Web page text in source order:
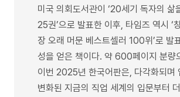
미국 의회도서관이 ‘20세기 독자의 삶
25권’으로 발표한 이후, 타임즈 역시 ‘
장 오래 머문 베스트셀러 100위’로 발
성을 얻은 책이다. 약 600페이지 분량
이번 2025년 한국어판은, 다각화되며
변화된 지금의 직업 세계의 입문부터